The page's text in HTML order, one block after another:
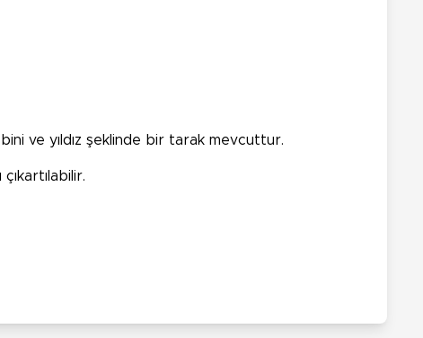
ve yıldız şeklinde bir tarak mevcuttur.